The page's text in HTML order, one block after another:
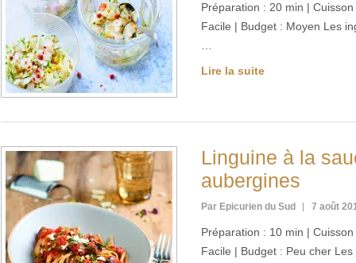
Préparation : 20 min |
Facile | Budget : Moyen Les
Lire la suite
Linguine à la
aubergines
Par Epicurien du Sud 7 août
Préparation : 10 min |
Facile | Budget : Peu cher